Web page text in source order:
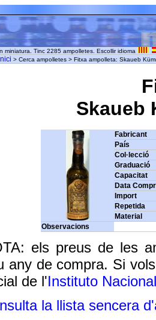
miniatura. Tinc 2285 ampolletes. Escollir idioma
Inici > Cerca ampolletes > Fitxa ampolleta: Skaueb
Skaueb
Fabricant
País
Col·lecció
Graduació
Capacitat
Data
Import
Repetida
Material
Observacions
els preus de les
any de compra. Si
de l'Instituto
la llista sencera